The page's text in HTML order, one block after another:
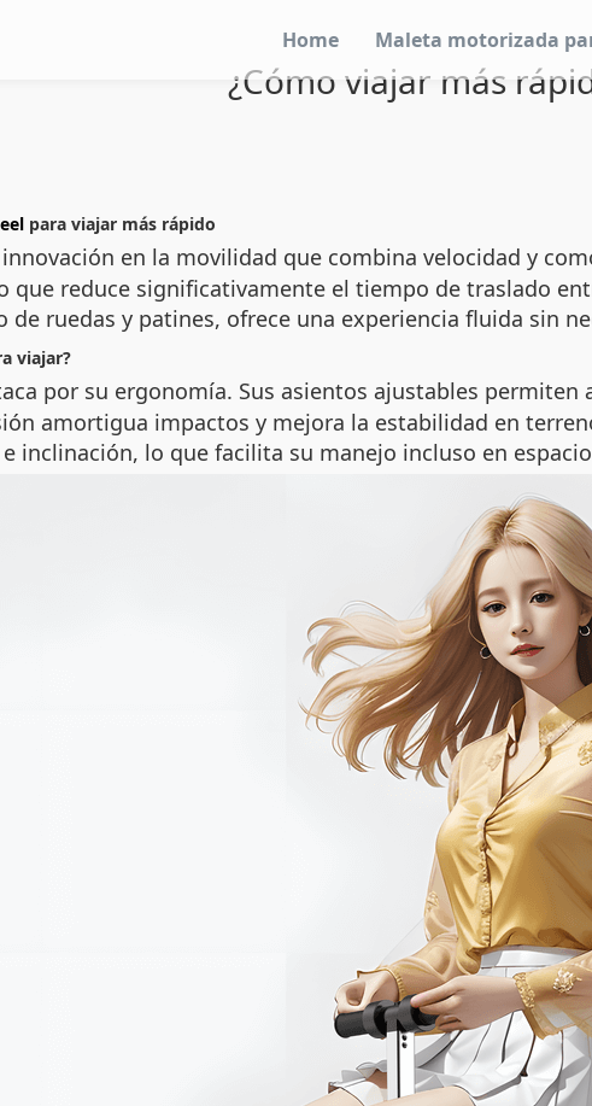
Home Maleta motorizada
¿Cómo viajar más
para viajar más rápido
en la movilidad que combina velocidad y
que reduce significativamente el tiempo de traslado
de ruedas y patines, ofrece una experiencia fluida sin
viajar?
por su ergonomía. Sus asientos ajustables
amortigua impactos y mejora la estabilidad en
inclinación, lo que facilita su manejo incluso en